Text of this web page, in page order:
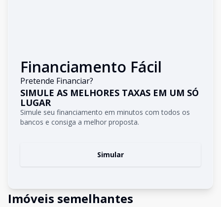
Financiamento Fácil
Pretende Financiar?
SIMULE AS MELHORES TAXAS EM UM SÓ
LUGAR
Simule seu financiamento em minutos com todos os
bancos e consiga a melhor proposta.
Simular
Imóveis semelhantes